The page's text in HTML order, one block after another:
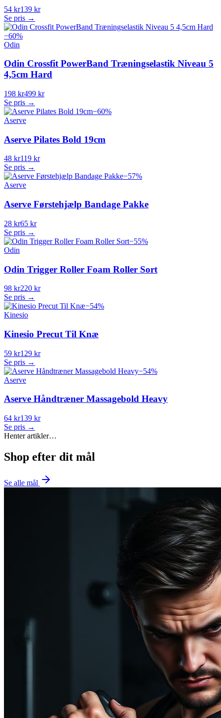
54 kr139 kr
Se pris →
−60%
Odin
Odin Crossfit PowerBand Træningselastik Niveau 5
4,5cm Hard
198 kr499 kr
Se pris →
−60%
Aserve
Aserve Pilates Bold 19cm
48 kr119 kr
Se pris →
−57%
Aserve
Aserve Førstehjælp Bandage Pakke
28 kr65 kr
Se pris →
−55%
Odin
Odin Trigger Roller Foam Roller Sort
98 kr220 kr
Se pris →
−54%
Kinesio
Kinesio Precut Til Knæ
59 kr129 kr
Se pris →
−54%
Aserve
Aserve Håndtræner Massagebold Heavy
64 kr139 kr
Se pris →
Henter artikler…
Shop efter dit mål
Se alle mål